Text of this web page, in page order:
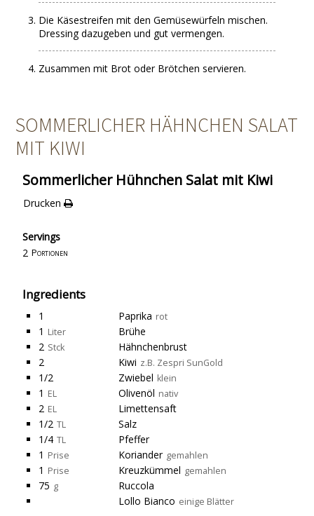
Die Käsestreifen mit den Gemüsewürfeln mischen.
Dressing dazugeben und gut vermengen.
Zusammen mit Brot oder Brötchen servieren.
SOMMERLICHER HÄHNCHEN SALAT
MIT KIWI
Sommerlicher Hühnchen Salat mit Kiwi
Drucken
Servings
2 Portionen
Ingredients
1 Paprika rot
1 Liter
Brühe
2 Stck
Hähnchenbrust
2
Kiwi z.B. Zespri SunGold
1/2 Zwiebel klein
1 EL Olivenöl nativ
2 EL
Limettensaft
1/2 TL
Salz
1/4 TL
Pfeffer
1 Prise Koriander gemahlen
1 Prise Kreuzkümmel gemahlen
75 g
Ruccola
Lollo Bianco einige Blätter